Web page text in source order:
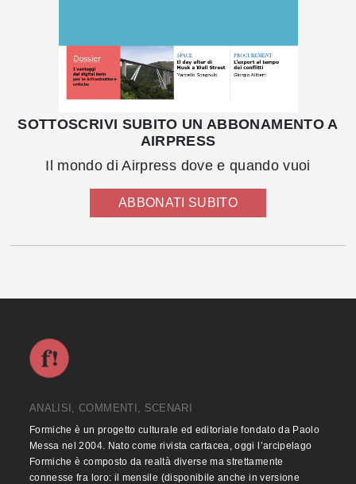
SOTTOSCRIVI SUBITO UN ABBONAMENTO A
AIRPRESS
Il mondo di Airpress dove e quando vuoi
ABBONATI SUBITO
ANALISI, COMMENTI, SCENARI
Formiche è un progetto culturale ed editoriale fondato da Paolo
Messa nel 2004. Nato come rivista cartacea, oggi l’arcipelago
Formiche è composto da realtà diverse ma strettamente
connesse fra loro: il mensile (disponibile anche in versione